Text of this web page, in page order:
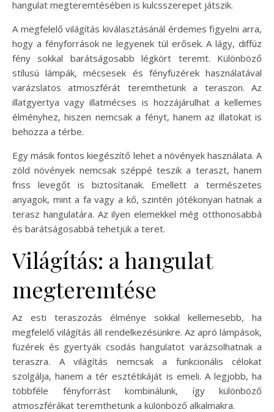
hangulat megteremtésében is kulcsszerepet játszik.
A megfelelő világítás kiválasztásánál érdemes figyelni arra,
hogy a fényforrások ne legyenek túl erősek. A lágy, diffúz
fény sokkal barátságosabb légkört teremt. Különböző
stílusú lámpák, mécsesek és fényfüzérek használatával
varázslatos atmoszférát teremthetünk a teraszon. Az
illatgyertya vagy illatmécses is hozzájárulhat a kellemes
élményhez, hiszen nemcsak a fényt, hanem az illatokat is
behozza a térbe.
Egy másik fontos kiegészítő lehet a növények használata. A
zöld növények nemcsak széppé teszik a teraszt, hanem
friss levegőt is biztosítanak. Emellett a természetes
anyagok, mint a fa vagy a kő, szintén jótékonyan hatnak a
terasz hangulatára. Az ilyen elemekkel még otthonosabbá
és barátságosabbá tehetjük a teret.
Világítás: a hangulat
megteremtése
Az esti teraszozás élménye sokkal kellemesebb, ha
megfelelő világítás áll rendelkezésünkre. Az apró lámpások,
füzérek és gyertyák csodás hangulatot varázsolhatnak a
teraszra. A világítás nemcsak a funkcionális célokat
szolgálja, hanem a tér esztétikáját is emeli. A legjobb, ha
többféle fényforrást kombinálunk, így különböző
atmoszférákat teremthetünk a különböző alkalmakra.